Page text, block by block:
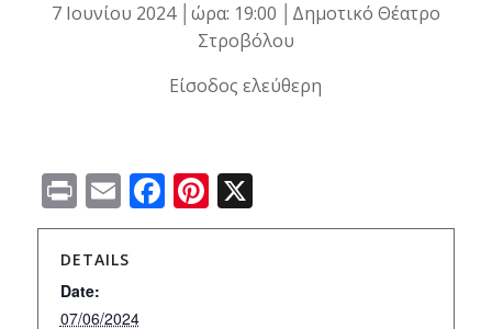
7 Ιουνίου 2024 │ώρα: 19:00 │Δημοτικό Θέατρο
Στροβόλου
Είσοδος ελεύθερη
PrintEmailFacebook
Pinterest
X
DETAILS
Date:
07/06/2024